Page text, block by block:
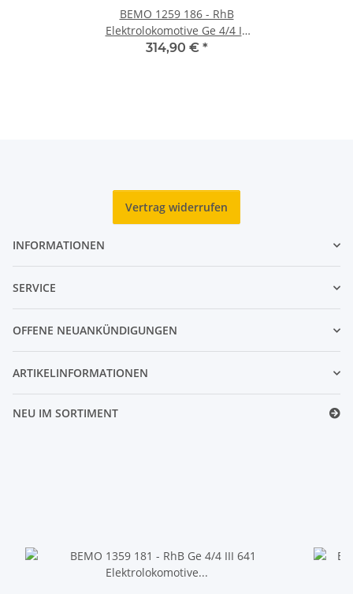
BEMO 1259 186 - RhB
Elektrolokomotive Ge 4/4 III
646 "Sta. Maria Val Müstair",
314,90 € *
Vertrag widerrufen
INFORMATIONEN
SERVICE
OFFENE NEUANKÜNDIGUNGEN
ARTIKELINFORMATIONEN
NEU IM SORTIMENT